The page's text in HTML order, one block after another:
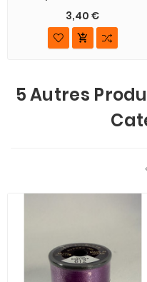
3,40 €

5 Autres